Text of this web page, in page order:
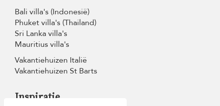
Bali villa's (Indonesië)
Phuket villa's (Thailand)
Sri Lanka villa's
Mauritius villa's
Vakantiehuizen Italië
Vakantiehuizen St Barts
Inspiratie